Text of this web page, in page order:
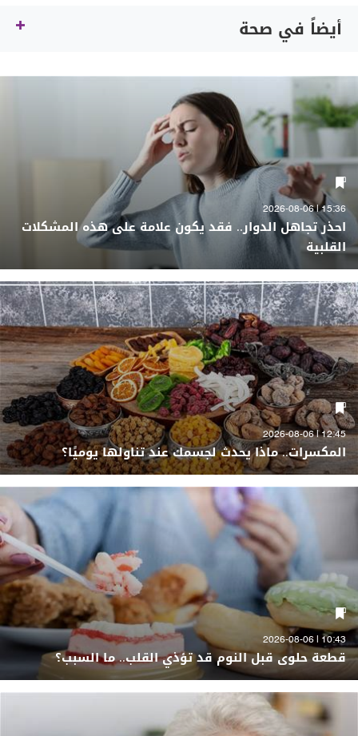
أيضاً في صحة
15:36 | 2026-08-06
احذر تجاهل الدوار.. فقد يكون علامة على هذه المشكلات
القلبية
12:45 | 2026-08-06
المكسرات.. ماذا يحدث لجسمك عند تناولها يوميًا؟
10:43 | 2026-08-06
قطعة حلوى قبل النوم قد تؤذي القلب.. ما السبب؟